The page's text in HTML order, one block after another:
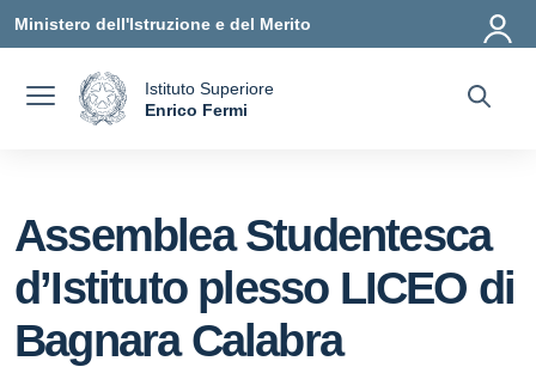
Ministero dell'Istruzione e del Merito
Istituto Superiore
Enrico Fermi
Assemblea Studentesca
d’Istituto plesso LICEO di
Bagnara Calabra